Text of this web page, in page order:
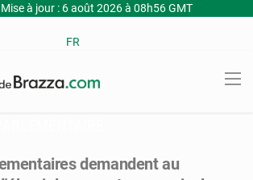
Mise à jour : 6 août 2026 à 08h56 GMT
FR
demandent au